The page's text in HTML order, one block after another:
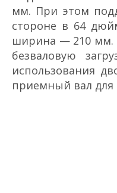
мм. При этом
стороне в 64
ширина — 210 мм.
безваловую
использования
приемный вал